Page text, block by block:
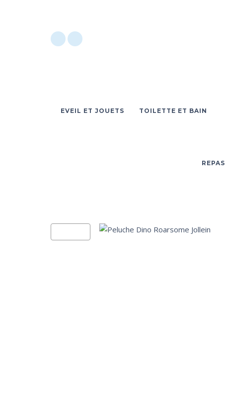
EVEIL ET JOUETS TOILETTE ET BAIN
REPAS